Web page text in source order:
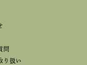
問
り扱い